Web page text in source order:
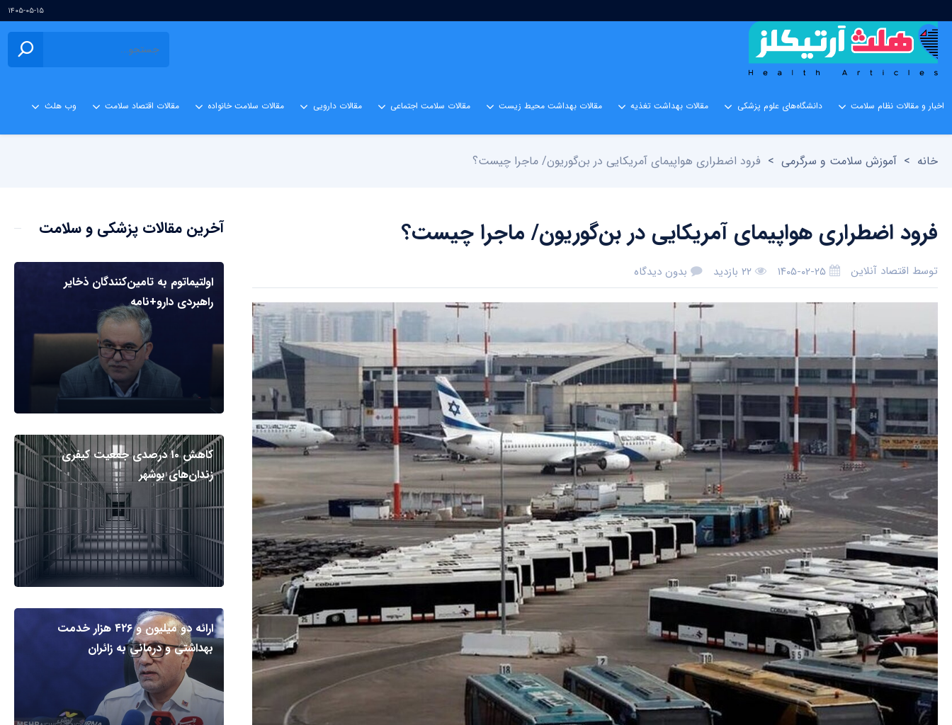
۱۴۰۵-۰۵-۱۵
اخبار و مقالات نظام سلامت دانشگاه‌های علوم پزشکی مقالات بهداشت تغذیه مقالات بهداشت محیط زیست مقالات سلامت اجتماعی مقالات دارویی مقالات سلامت خانواده مقالات اقتصاد سلامت وب هلث
خانه > آموزش سلامت و سرگرمی > فرود اضطراری هواپیمای آمریکایی در بن‌گوریون/ ماجرا چیست؟
فرود اضطراری هواپیمای آمریکایی در بن‌گوریون/ ماجرا چیست؟
توسط اقتصاد آنلاین ۱۴۰۵-۰۲-۲۵ ۲۲ بازدید بدون دیدگاه
آخرین مقالات پزشکی و سلامت
اولتیماتوم به تامین‌کنندگان ذخایر
راهبردی دارو+نامه
کاهش ۱۰ درصدی جمعیت کیفری
زندان‌های بوشهر
ارائه دو میلیون و ۴۲۶ هزار خدمت
بهداشتی و درمانی به زائران